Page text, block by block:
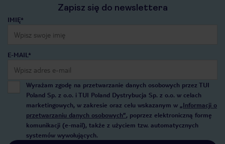
Zapisz się do newslettera
IMIĘ*
E-MAIL*
Wyrażam zgodę na przetwarzanie danych osobowych przez TUI
Poland Sp. z o.o. i TUI Poland Dystrybucja Sp. z o.o. w celach
marketingowych, w zakresie oraz celu wskazanym w „Informacji o
przetwarzaniu danych osobowych”, poprzez elektroniczną formę
komunikacji (e-mail), także z użyciem tzw. automatycznych
systemów wywołujących.